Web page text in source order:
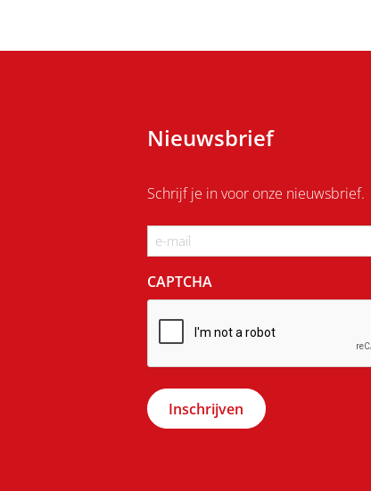
Nieuwsbrief
Schrijf je in voor onze nieuwsbrief.
Email
CAPTCHA